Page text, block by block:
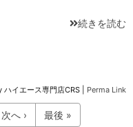
続きを読む
ハイエース専門店CRS Perma Link
次へ › 最後 »